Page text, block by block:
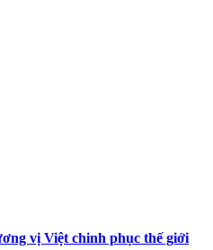
vị Việt chinh phục thế giới